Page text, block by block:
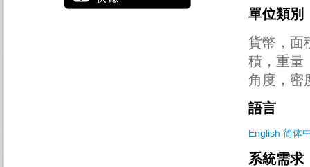
單位類別
貨幣，面
積，重量
角度，密
語言
English 简体
系統需求